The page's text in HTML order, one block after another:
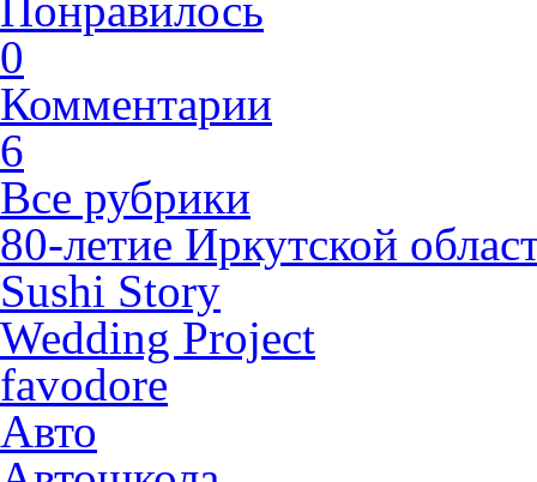
0
Комментарии
6
Все рубрики
80-летие Иркутской
Sushi Story
Wedding Project
favodore
Авто